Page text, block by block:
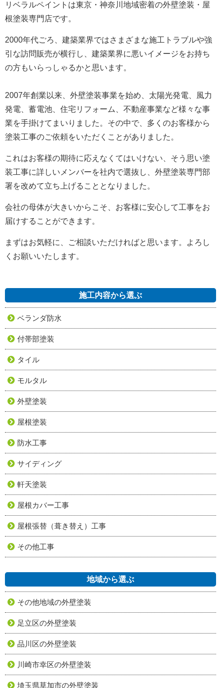
リベラルペイントは東京・神奈川地域密着の外壁塗装・屋
根塗装専門店です。
2000年代ごろ、建築業界ではさまざまな施工トラブルや強
引な訪問販売が横行し、建築業界に悪いイメージをお持ち
の方もいらっしゃるかと思います。
2007年創業以来、外壁塗装事業を始め、太陽光発電、風力
発電、蓄電池、住宅リフォーム、不動産事業など様々な事
業を手掛けてまいりました。 その中で、多くのお客様から
塗装工事のご依頼をいただくことがありました。
これはお客様の期待に応えなくてはいけない、そう思い塗
装工事に詳しいメンバーを社内で選抜し、外壁塗装専門部
署を改めて立ち上げることとなりました。
会社の母体が大きいからこそ、お客様に安心して工事をお
届けすることができます。
まずはお気軽に、ご相談いただければと思います。よろし
くお願いいたします。
施工内容から選ぶ
ベランダ防水
付帯部塗装
タイル
モルタル
外壁塗装
屋根塗装
防水工事
サイディング
軒天塗装
屋根カバー工事
屋根張替（葺き替え）工事
その他工事
地域から選ぶ
その他地域の外壁塗装
足立区の外壁塗装
品川区の外壁塗装
川崎市幸区の外壁塗装
埼玉県草加市の外壁塗装